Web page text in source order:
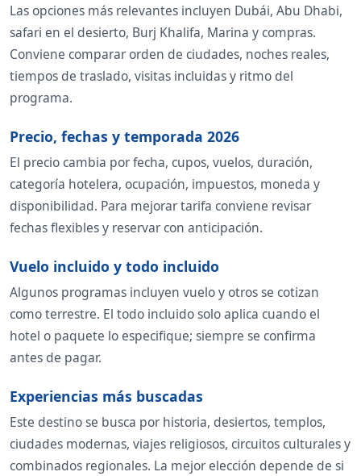
Las opciones más relevantes incluyen Dubái, Abu Dhabi,
safari en el desierto, Burj Khalifa, Marina y compras.
Conviene comparar orden de ciudades, noches reales,
tiempos de traslado, visitas incluidas y ritmo del
programa.
Precio, fechas y temporada 2026
El precio cambia por fecha, cupos, vuelos, duración,
categoría hotelera, ocupación, impuestos, moneda y
disponibilidad. Para mejorar tarifa conviene revisar
fechas flexibles y reservar con anticipación.
Vuelo incluido y todo incluido
Algunos programas incluyen vuelo y otros se cotizan
como terrestre. El todo incluido solo aplica cuando el
hotel o paquete lo especifique; siempre se confirma
antes de pagar.
Experiencias más buscadas
Este destino se busca por historia, desiertos, templos,
ciudades modernas, viajes religiosos, circuitos culturales y
combinados regionales. La mejor elección depende de si